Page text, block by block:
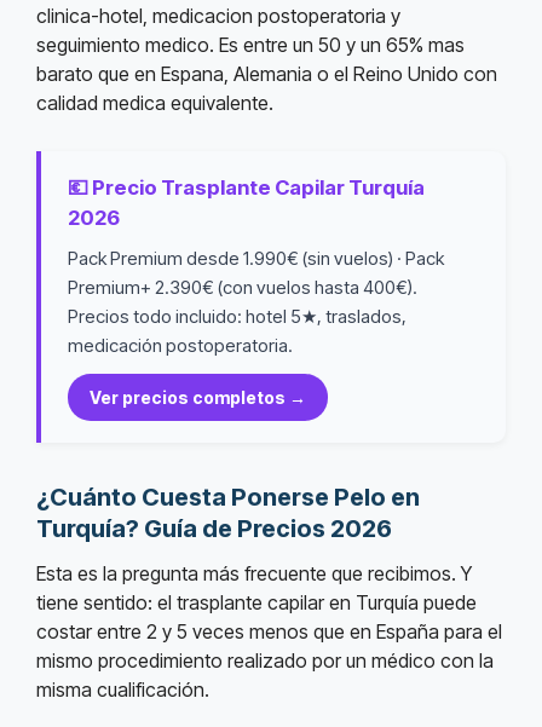
clinica-hotel, medicacion postoperatoria y
seguimiento medico. Es entre un 50 y un 65% mas
barato que en Espana, Alemania o el Reino Unido con
calidad medica equivalente.
💶 Precio Trasplante Capilar Turquía
2026
Pack Premium desde 1.990€ (sin vuelos) · Pack
Premium+ 2.390€ (con vuelos hasta 400€).
Precios todo incluido: hotel 5★, traslados,
medicación postoperatoria.
Ver precios completos →
¿Cuánto Cuesta Ponerse Pelo en
Turquía? Guía de Precios 2026
Esta es la pregunta más frecuente que recibimos. Y
tiene sentido: el trasplante capilar en Turquía puede
costar entre 2 y 5 veces menos que en España para el
mismo procedimiento realizado por un médico con la
misma cualificación.